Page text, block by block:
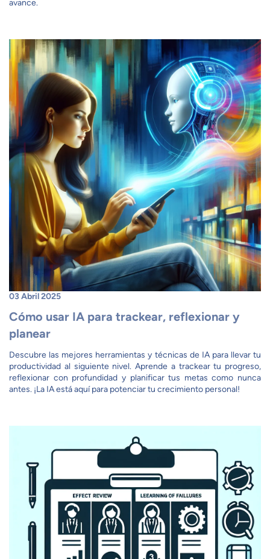
avance.
Cómo usar IA para trackear, reflexionar y
planear
03 Abril 2025
Descubre las mejores herramientas y técnicas de IA para llevar tu
productividad al siguiente nivel. Aprende a trackear tu progreso,
reflexionar con profundidad y planificar tus metas como nunca
antes. ¡La IA está aquí para potenciar tu crecimiento personal!